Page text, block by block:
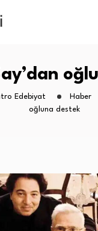
Edebiyat Haber
oğluna destek